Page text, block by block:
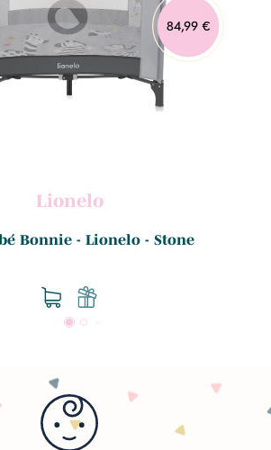
84,99 €
Lionelo
Bonnie - Lionelo - Stone